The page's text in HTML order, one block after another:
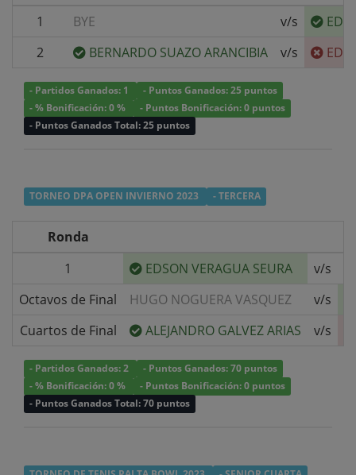
1
BYE v/s
2
BERNARDO SUAZO ARANCIBIA v/s
- Partidos Ganados: 1
- Puntos Ganados: 25 puntos
- % Bonificación: 0 %
- Puntos Bonificación: 0 puntos
- Puntos Ganados Total: 25 puntos
TORNEO DPA OPEN INVIERNO 2023 - TERCERA
Ronda
1
EDSON VERAGUA SEURA v/s
Octavos de Final
HUGO NOGUERA VASQUEZ
v/s
Cuartos de Final
ALEJANDRO GALVEZ ARIAS v/s
- Partidos Ganados: 2
- Puntos Ganados: 70 puntos
- % Bonificación: 0 %
- Puntos Bonificación: 0 puntos
- Puntos Ganados Total: 70 puntos